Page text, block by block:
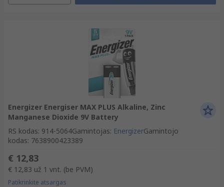
Energizer Energiser MAX PLUS Alkaline, Zinc
Manganese Dioxide 9V Battery
RS kodas: 914-5064Gamintojas: EnergizerGamintojo
kodas: 7638900423389
€ 12,83
€ 12,83 už 1 vnt. (be PVM)
Patikrinkite atsargas